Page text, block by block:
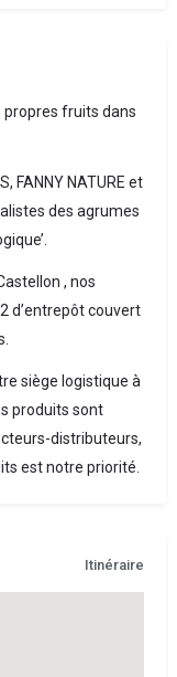
propres fruits dans
FANNY NATURE et
des agrumes
, nos
d’entrepôt couvert
siège logistique à
produits sont
distributeurs,
est notre priorité.
Itinéraire